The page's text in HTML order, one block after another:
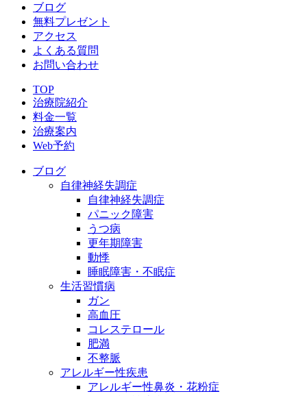
ブログ
無料プレゼント
アクセス
よくある質問
お問い合わせ
TOP
治療院紹介
料金一覧
治療案内
Web予約
ブログ
自律神経失調症
自律神経失調症
パニック障害
うつ病
更年期障害
動悸
睡眠障害・不眠症
生活習慣病
ガン
高血圧
コレステロール
肥満
不整脈
アレルギー性疾患
アレルギー性鼻炎・花粉症